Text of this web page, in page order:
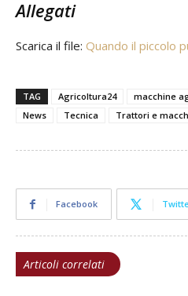
Allegati
Scarica il file: Quando il piccolo
TAG Agricoltura24 macchine
News
Tecnica Trattori e
Facebook
Articoli correlati